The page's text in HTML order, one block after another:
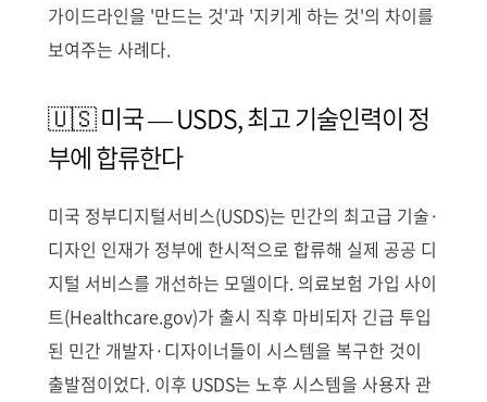
가이드라인을 '만드는 것'과 '지키게 하는 것'의 차이를
보여주는 사례다.
🇺🇸 미국 — USDS, 최고 기술인력이 정
부에 합류한다
미국 정부디지털서비스(USDS)는 민간의 최고급 기술·
디자인 인재가 정부에 한시적으로 합류해 실제 공공 디
지털 서비스를 개선하는 모델이다. 의료보험 가입 사이
트(Healthcare.gov)가 출시 직후 마비되자 긴급 투입
된 민간 개발자·디자이너들이 시스템을 복구한 것이
출발점이었다. 이후 USDS는 노후 시스템을 사용자 관